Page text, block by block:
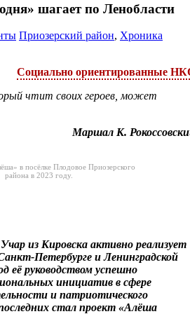
шагает по Ленобласти
Приозерский район, Хроника
Социально ориентированные
чтит своих героев, может
Маршал К.
в посёлке Плодовое Приозерского
района в 2023 году.
из Кировска активно реализует
Петербурге и Ленинградской
её руководством успешно
инициатив в сфере
и патриотического
стал проект «Алёша